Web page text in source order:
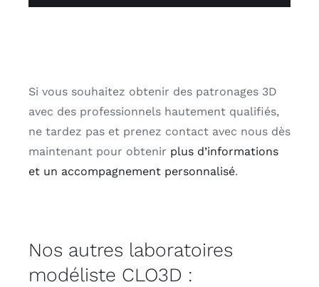
Si vous souhaitez obtenir des patronages 3D
avec des professionnels hautement qualifiés,
ne tardez pas et prenez contact avec nous dès
maintenant pour obtenir plus d’informations
et un accompagnement personnalisé.
Nos autres laboratoires
modéliste CLO3D :